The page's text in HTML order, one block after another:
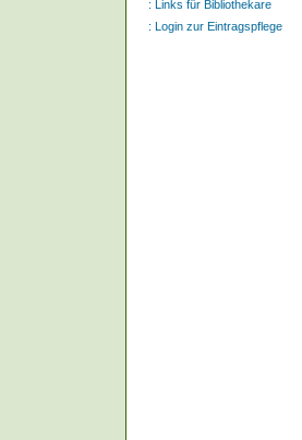
: Links für Bibliothekare
: Login zur Eintragspflege